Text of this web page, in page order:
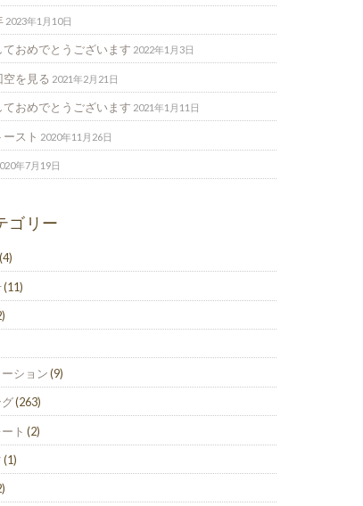
2023年1月10日
ておめでとうございます 2022年1月3日
空を見る 2021年2月21日
ておめでとうございます 2021年1月11日
スト 2020年11月26日
年7月19日
ゴリー
(11)
ション(9)
(263)
ト (2)
(1)